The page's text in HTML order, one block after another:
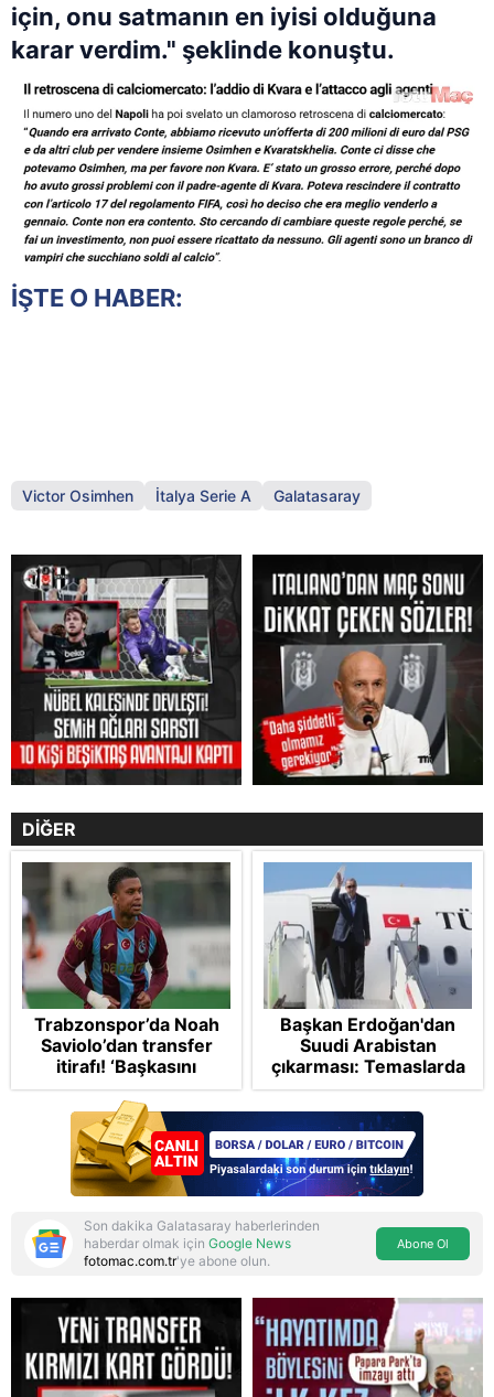
Reddet
için, onu satmanın en iyisi olduğuna
karar verdim." şeklinde konuştu.
İŞTE O HABER:
Victor Osimhen İtalya Serie A Galatasaray
DİĞER
Trabzonspor’da Noah
Saviolo’dan transfer
itirafı! ‘Başkasını
izlemeye geldi’
Başkan Erdoğan'dan
Suudi Arabistan
çıkarması: Temaslarda
bulunacak
Son dakika Galatasaray haberlerinden
haberdar olmak için Google News
fotomac.com.tr'ye abone olun.
Abone Ol